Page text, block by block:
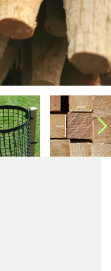
angespitzt 1.5m, Ø 22